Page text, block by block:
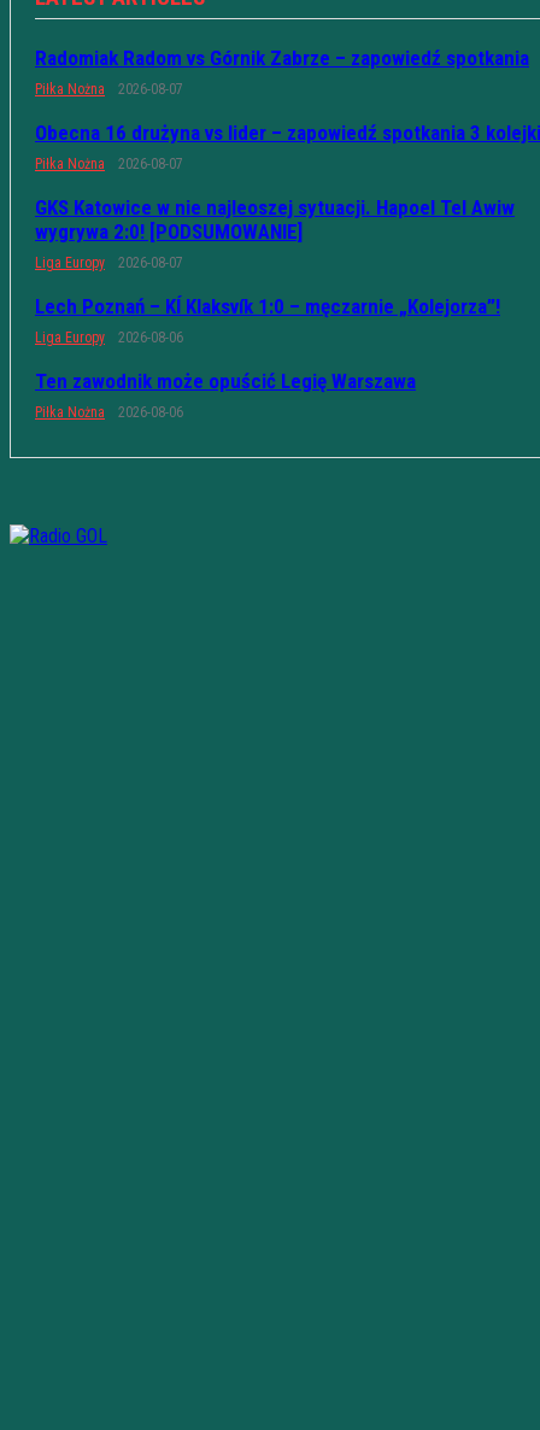
Radomiak Radom vs Górnik Zabrze – zapowiedź spotkania
Piłka Nożna 2026-08-07
Obecna 16 drużyna vs lider – zapowiedź spotkania 3 kolejki
Piłka Nożna 2026-08-07
GKS Katowice w nie najleoszej sytuacji. Hapoel Tel Awiw
wygrywa 2:0! [PODSUMOWANIE]
Liga Europy 2026-08-07
Lech Poznań – KÍ Klaksvík 1:0 – męczarnie „Kolejorza”!
Liga Europy 2026-08-06
Ten zawodnik może opuścić Legię Warszawa
Piłka Nożna 2026-08-06